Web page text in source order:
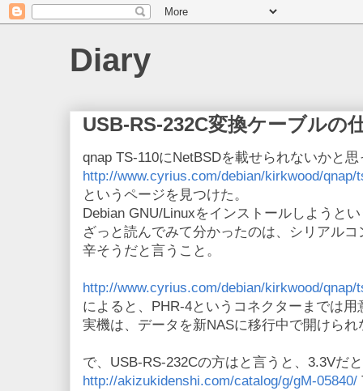
Diary
USB-RS-232C変換ケーブルの
qnap TS-110にNetBSDを載せられないかと
http://www.cyrius.com/debian/kirkwood/qnap/
というページを見つけた。
Debian GNU/Linuxをインストールしようと
ざっと読んでみて分かったのは、シリアル
辛そうだと言うこと。
http://www.cyrius.com/debian/kirkwood/qnap/
によると、PHR-4というコネクターまでは
実機は、データを新NASに移行中で開けられ
で、USB-RS-232Cの方はと言うと、3.3Vだ
http://akizukidenshi.com/catalog/g/gM-05840/